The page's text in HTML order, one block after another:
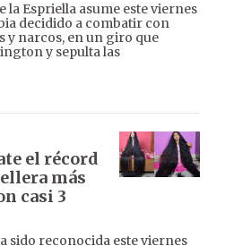
la Espriella asume este viernes
decidido a combatir con
y narcos, en un giro que
y sepulta las
el récord
más
casi 3
sido reconocida este viernes